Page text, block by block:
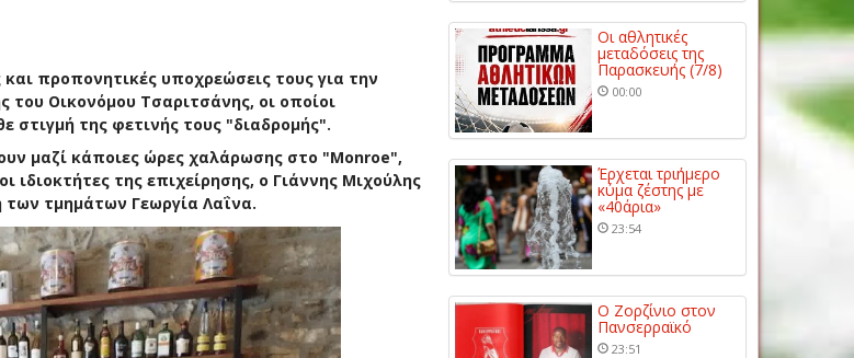
προπονητικές υποχρεώσεις τους για την
Οικονόμου Τσαριτσάνης, οι οποίοι
της φετινής τους "διαδρομής".
μαζί κάποιες ώρες χαλάρωσης στο "Μonroe",
της επιχείρησης, ο Γιάννης Μιχούλης
τμημάτων Γεωργία Λαΐνα.
Οι αθλητικές
μεταδόσεις της
Παρασκευής (7/8)
00:00
Έρχεται τριήμερο
κύμα ζέστης με
«40άρια»
23:54
Ο Ζορζίνιο στον
Πανσερραϊκό
23:51